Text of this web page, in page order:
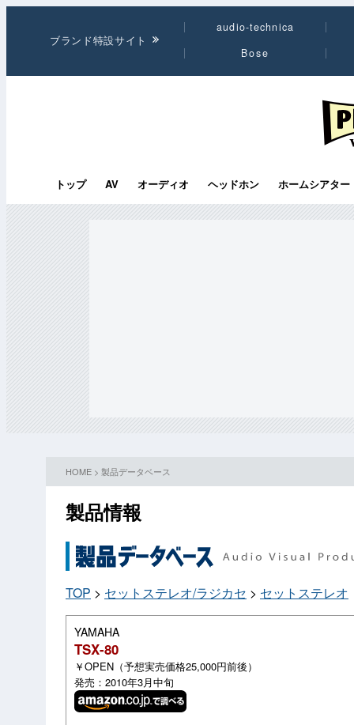
ブランド特設サイト
audio-technica
Bose
トップ AV オーディオ ヘッドホン ホームシアター
HOME > 製品データベース
製品情報
TOP > セットステレオ/ラジカセ > セットステレオ
YAMAHA
TSX-80
￥OPEN（予想実売価格25,000円前後）
発売：2010年3月中旬